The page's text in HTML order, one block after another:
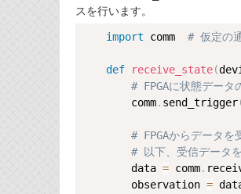
スを行います。
import comm # 仮定の
def receive_state(
# FPGAに状態データ
        comm
. send_trigger
# FPGAからデータを
# 以下、受信データ
        data
= comm.
        observation
=